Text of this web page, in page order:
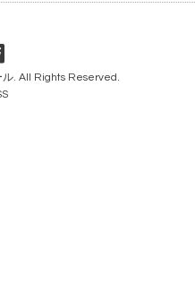
ル . All Rights Reserved.